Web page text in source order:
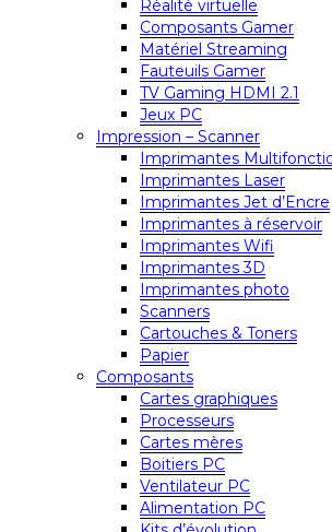
Réalité virtuelle
Composants Gamer
Matériel Streaming
Fauteuils Gamer
TV Gaming HDMI 2.1
Jeux PC
Impression – Scanner
Imprimantes
Imprimantes Laser
Imprimantes Jet d’Encre
Imprimantes à réservoir
Imprimantes Wifi
Imprimantes 3D
Imprimantes photo
Scanners
Cartouches & Toners
Papier
Composants
Cartes graphiques
Processeurs
Cartes mères
Boitiers PC
Ventilateur PC
Alimentation PC